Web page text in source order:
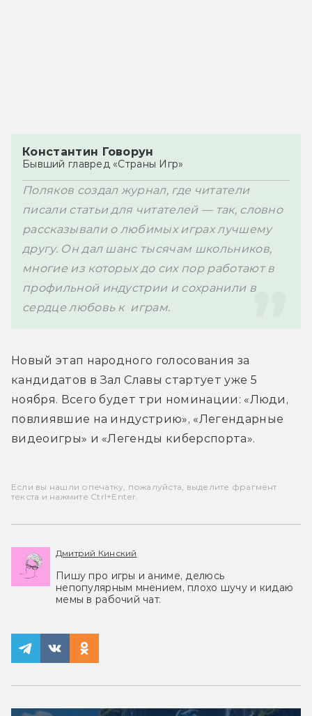
Константин Говорун
Бывший главред «Страны Игр»
Поляков создал журнал, где читатели
писали статьи для читателей — так, словно
рассказывали о любимых играх лучшему
другу. Он дал шанс тысячам школьников,
многие из которых до сих пор работают в
профильной индустрии и сохранили в
сердце любовь к  играм.
Новый этап народного голосования за
кандидатов в Зал Славы стартует уже 5
ноября. Всего будет три номинации: «Люди,
повлиявшие на индустрию», «Легендарные
видеоигры» и «Легенды киберспорта».
Если вы нашли опечатку, пожалуйста, выделите фрагмент
текста и нажмите Ctrl+Enter.
Дмитрий Кинский
Пишу про игры и аниме, делюсь
непопулярным мнением, плохо шучу и кидаю
мемы в рабочий чат.